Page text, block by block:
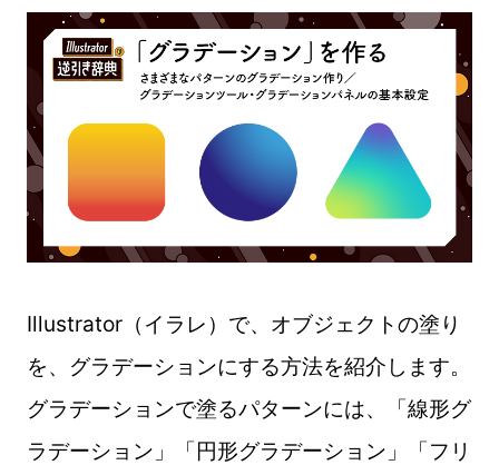
Illustrator（イラレ）で、オブジェクトの塗り
を、グラデーションにする方法を紹介します。
グラデーションで塗るパターンには、「線形グ
ラデーション」「円形グラデーション」「フリ